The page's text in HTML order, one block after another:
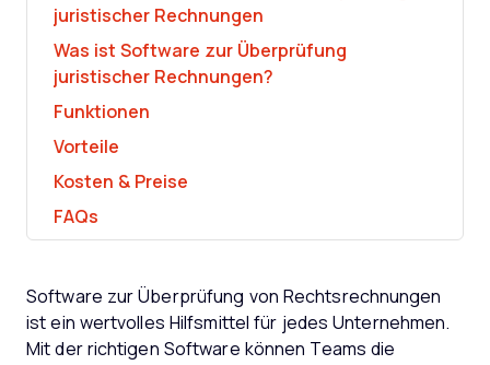
juristischer Rechnungen
Was ist Software zur Überprüfung
juristischer Rechnungen?
Funktionen
Vorteile
Kosten & Preise
FAQs
Software zur Überprüfung von Rechtsrechnungen
ist ein wertvolles Hilfsmittel für jedes Unternehmen.
Mit der richtigen Software können Teams die